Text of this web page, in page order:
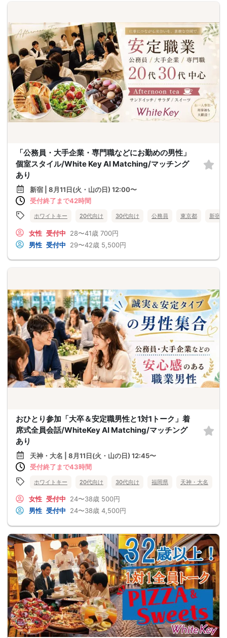
「公務員・大手企業・専門職などにお勤めの男性」
個室スタイル/White Key AI Matching/マッチング
あり
新宿 | 8月11日(火・山の日) 12:00〜
受付終了まで42時間
ホワイトキー 20代向け 30代向け 公務員 東京都 新宿
女性 受付中 28〜41歳 700円
男性 受付中 29〜42歳 5,500円
おひとり参加「大卒＆安定職男性と1対1トーク」着
席式全員会話/WhiteKey AI Matching/マッチング
あり
天神・大名 | 8月11日(火・山の日) 12:45〜
受付終了まで43時間
ホワイトキー 20代向け 30代向け 福岡県 天神・大名
女性 受付中 24〜38歳 500円
男性 受付中 24〜38歳 4,500円